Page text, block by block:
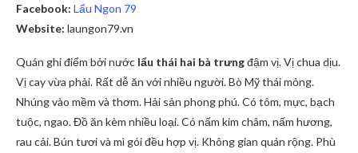
Facebook: Lẩu Ngon 79
Website: laungon79.vn
Quán ghi điểm bởi nước lẩu thái hai bà trưngđậm vị. Vị chua dịu.
Vị cay vừa phải. Rất dễ ăn với nhiều người. Bò Mỹ thái mỏng.
Nhúng vào mềm và thơm. Hải sản phong phú. Có tôm, mực, bạch
tuộc, ngao. Đồ ăn kèm nhiều loại. Có nấm kim châm, nấm hương,
rau cải. Bún tươi và mì gói đều hợp vị. Không gian quán rộng. Phù